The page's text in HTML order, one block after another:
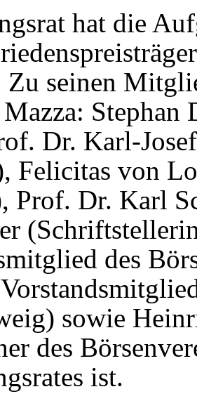
hat die
Zu seinen
Dr. Karl-
Felicitas von
Prof. Dr. Karl
des
sowie
des
ist.